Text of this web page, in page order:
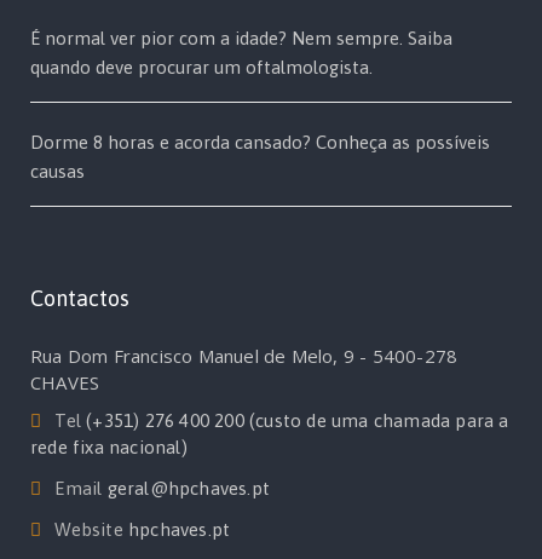
É normal ver pior com a idade? Nem sempre. Saiba
quando deve procurar um oftalmologista.
Dorme 8 horas e acorda cansado? Conheça as possíveis
causas
Contactos
Rua Dom Francisco Manuel de Melo, 9 - 5400-278
CHAVES
Tel(+351) 276 400 200 (custo de uma chamada para a
rede fixa nacional)
Email geral@hpchaves.pt
Website hpchaves.pt